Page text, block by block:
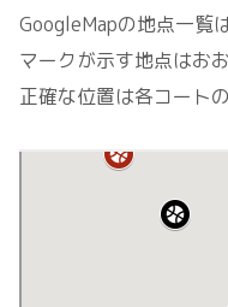
GoogleMapの地点一覧
マークが示す地点はお
正確な位置は各コート